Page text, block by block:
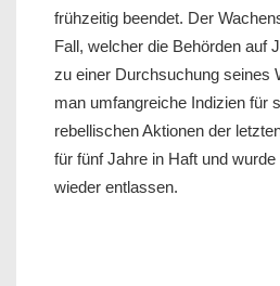
frühzeitig beendet. Der
Fall, welcher die Behörden auf
zu einer Durchsuchung seines
man umfangreiche Indizien für
rebellischen Aktionen der
für fünf Jahre in Haft und
wieder entlassen.